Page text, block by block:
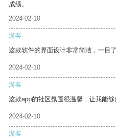
成绩。
2024-02-10
游客
这款软件的界面设计非常简洁，一目了
2024-02-10
游客
这款app的社区氛围很温馨，让我能够
2024-02-10
游客